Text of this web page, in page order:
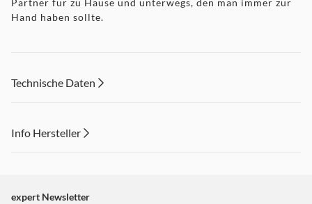
Hand haben sollte.
Rasiermessers vergleichbar ist. Darüber hinaus bietet
Ihnen das ETA Paolo ein
leistungsstarken 3,7-V-Li-Ionen-Akkus
Technische Daten
Info Hersteller
"Marketing".
expert Newsletter